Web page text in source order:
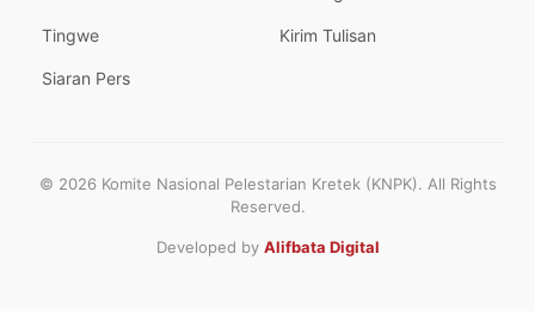
Tingwe
Siaran Pers
Kirim Tulisan
© 2026 Komite Nasional Pelestarian Kretek (KNPK). All Rights
Reserved.
Developed by Alifbata Digital